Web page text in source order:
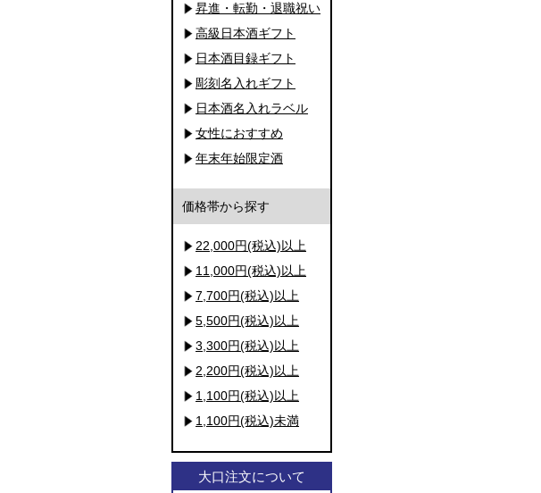
昇進・転勤・退職祝い
高級日本酒ギフト
日本酒目録ギフト
彫刻名入れギフト
日本酒名入れラベル
女性におすすめ
年末年始限定酒
価格帯から探す
22,000円(税込)以上
11,000円(税込)以上
7,700円(税込)以上
5,500円(税込)以上
3,300円(税込)以上
2,200円(税込)以上
1,100円(税込)以上
1,100円(税込)未満
大口注文について